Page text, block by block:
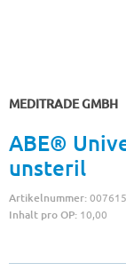
MEDITRADE GMBH
ABE®
unsteril
Artikelnummer:
Inhalt pro OP: 10,00